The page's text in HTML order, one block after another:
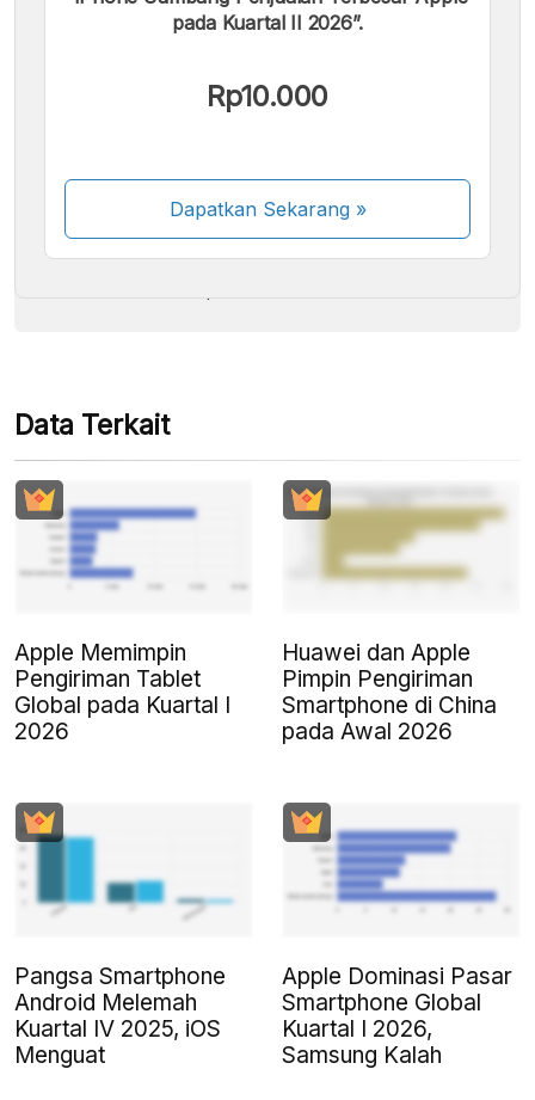
pada Kuartal II 2026”.
Rp10.000
Dapatkan Sekarang»
Kami menerima pembayaran berikut:
Beberapa metode pembayaran masih dalam
Data Terkait
Apple Memimpin
Pengiriman Tablet
Global pada Kuartal I
2026
Huawei dan Apple
Pimpin Pengiriman
Smartphone di China
pada Awal 2026
Pangsa Smartphone
Android Melemah
Kuartal IV 2025, iOS
Menguat
Apple Dominasi Pasar
Smartphone Global
Kuartal I 2026,
Samsung Kalah